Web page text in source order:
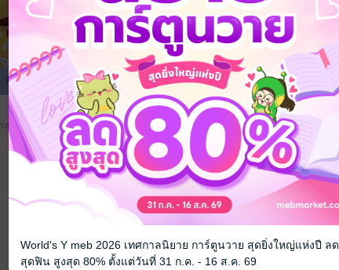
บุตร /
กระเบื้องถ้วยกะลาแตก
พิมพ์ประไพ พิศาลบุตร
/
Nanmeebooks
ความรู้ทั่วไป
No Rating
หน้าที่ 1
World's Y meb 2026 เทศกาลนิยาย การ์ตูนวาย สุดยิ่งใหญ่แห่งปี ลด
สุดฟิน สูงสุด 80% ตั้งแต่วันที่ 31 ก.ค. - 16 ส.ค. 69